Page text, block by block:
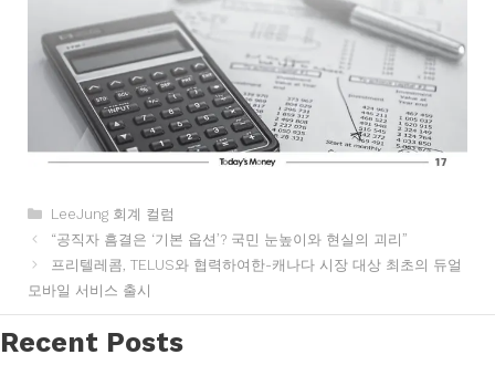
카
테
리
LeeJung 회계 컬럼
“공직자 흠결은 ‘기본 옵션’? 국민 눈높이와 현실의 괴리”
프리텔레콤, TELUS와 협력하여한-캐나다 시장 대상 최초의 듀얼
모바일 서비스 출시
Recent Posts